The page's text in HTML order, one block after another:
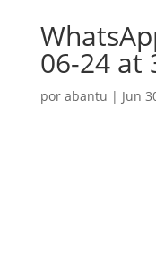
06-24 at
por abantu | Jun